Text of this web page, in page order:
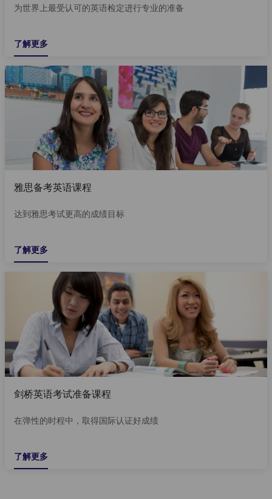
为世界上最受认可的英语检定进行专业的准备
了解更多
雅思备考英语课程
达到雅思考试更高的成绩目标
了解更多
剑桥英语考试准备课程
在弹性的时程中，取得国际认证好成绩
了解更多